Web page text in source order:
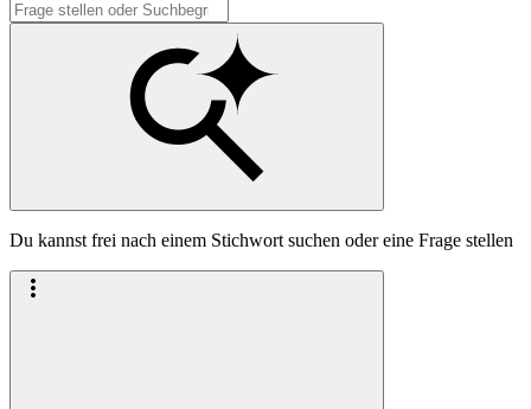
Du kannst frei nach einem Stichwort suchen oder eine Frage stellen